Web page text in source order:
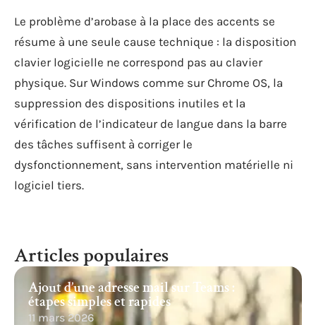
Le problème d’arobase à la place des accents se
résume à une seule cause technique : la disposition
clavier logicielle ne correspond pas au clavier
physique. Sur Windows comme sur Chrome OS, la
suppression des dispositions inutiles et la
vérification de l’indicateur de langue dans la barre
des tâches suffisent à corriger le
dysfonctionnement, sans intervention matérielle ni
logiciel tiers.
Articles populaires
Ajout d’une adresse mail sur Teams :
étapes simples et rapides
11 mars 2026